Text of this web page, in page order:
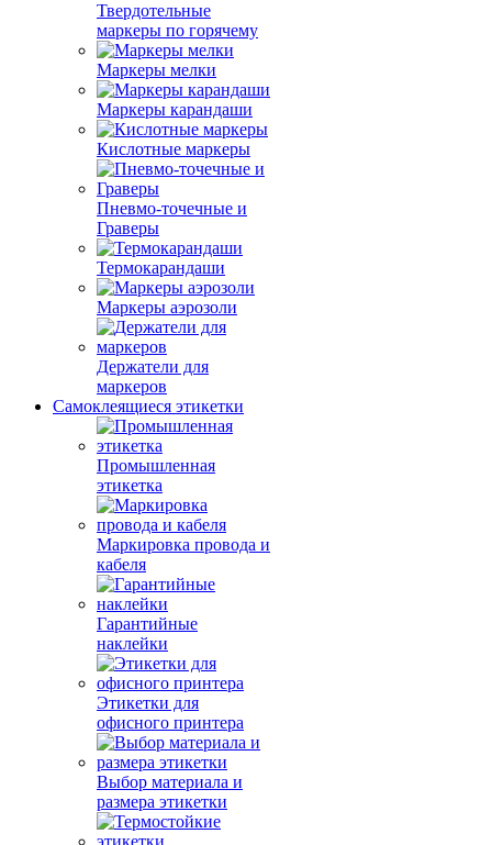
Твердотельные
маркеры по горячему
Маркеры мелки
Маркеры карандаши
Кислотные маркеры
Пневмо-точечные и
Граверы
Термокарандаши
Маркеры аэрозоли
Держатели для
маркеров
Самоклеящиеся этикетки
Промышленная
этикетка
Маркировка провода и
кабеля
Гарантийные
наклейки
Этикетки для
офисного принтера
Выбор материала и
размера этикетки